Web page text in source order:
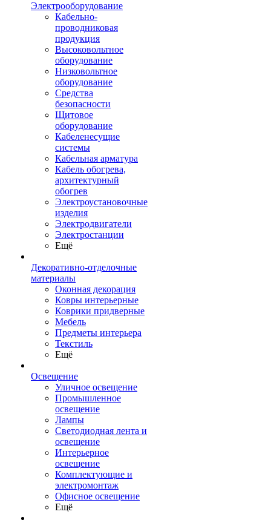
Электрооборудование
Кабельно-
проводниковая
продукция
Высоковольтное
оборудование
Низковольтное
оборудование
Средства
безопасности
Щитовое
оборудование
Кабеленесущие
системы
Кабельная арматура
Кабель обогрева,
архитектурный
обогрев
Электроустановочные
изделия
Электродвигатели
Электростанции
Ещё
Декоративно-отделочные
материалы
Оконная декорация
Ковры интерьерные
Коврики придверные
Мебель
Предметы интерьера
Текстиль
Ещё
Освещение
Уличное освещение
Промышленное
освещение
Лампы
Светодиодная лента и
освещение
Интерьерное
освещение
Комплектующие и
электромонтаж
Офисное освещение
Ещё